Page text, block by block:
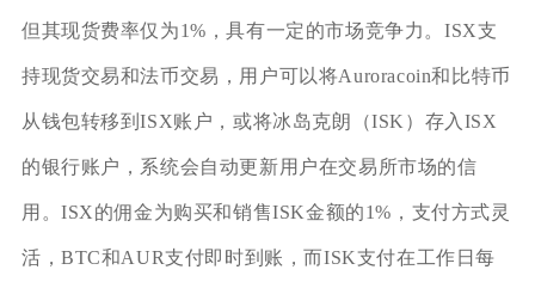
但其现货费率仅为1%，具有一定的市场竞争力。ISX支
持现货交易和法币交易，用户可以将Auroracoin和比特币
从钱包转移到ISX账户，或将冰岛克朗（ISK）存入ISX
的银行账户，系统会自动更新用户在交易所市场的信
用。ISX的佣金为购买和销售ISK金额的1%，支付方式灵
活，BTC和AUR支付即时到账，而ISK支付在工作日每